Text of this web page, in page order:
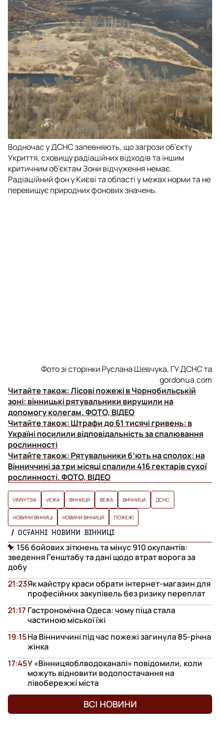
Водночас у ДСНС запевняють, що загрози об’єкту
Укриття, сховищу радіаційних відходів та іншим
критичним об’єктам Зони відчуження немає.
Радіаційний фон у Києві та області у межах норми та не
перевищує природних фонових значень.
Фото зі сторінки Руслана Шевчука, ГУ ДСНС та
gordonua.com
Читайте також:Лісові пожежі в Чорнобильській
зоні: вінницькі рятувальники вирушили на
допомогу колегам. ФОТО, ВІДЕО
Читайте також: Штрафи до 61 тисячі гривень: в
Україні посилили відповідальність за спалювання
рослинності
Читайте також: Рятувальники б’ють на сполох: на
Вінниччині за три місяці спалили 416 гектарів сухої
рослинності. ФОТО, ВІДЕО
VINNYTSIA VЕЖА ВІННИЦЯ ВЕЖА ВИННИЦА ДСНС
НОВИНИ ВІННИЦІ НОВИНИ ВІННИЦЯ ПОЖЕЖІ
ОСТАННІ НОВИНИ ВІННИЦІ
156 бойових зіткнень та мінус 910 окупантів:
зведення Генштабу та дані щодо втрат ворога за
добу
Як майстру краси обрати інтернет-магазин для
професійних закупівель без ризику переплат
21:23
Гастрономічна Одеса: чому піца стала
частиною міської їжі
21:17
На Вінниччині під час пожежі загинула 85-річна
жінка
19:15
У «Вінницяоблводоканалі» повідомили, коли
можуть відновити водопостачання на
лівобережжі міста
17:45
ВСІ НОВИНИ